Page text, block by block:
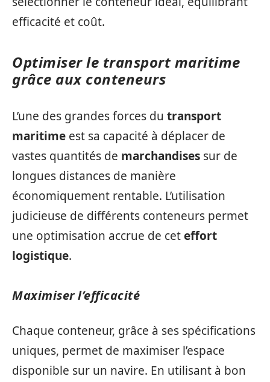
efficacité et coût.
Optimiser le transport maritime
grâce aux conteneurs
L’une des grandes forces du transport
maritime est sa capacité à déplacer de
vastes quantités de marchandises sur de
longues distances de manière
économiquement rentable. L’utilisation
judicieuse de différents conteneurs permet
une optimisation accrue de ceteffort
logistique.
Maximiser l’efficacité
Chaque conteneur, grâce à ses spécifications
uniques, permet de maximiser l’espace
disponible sur un navire. En utilisant à bon